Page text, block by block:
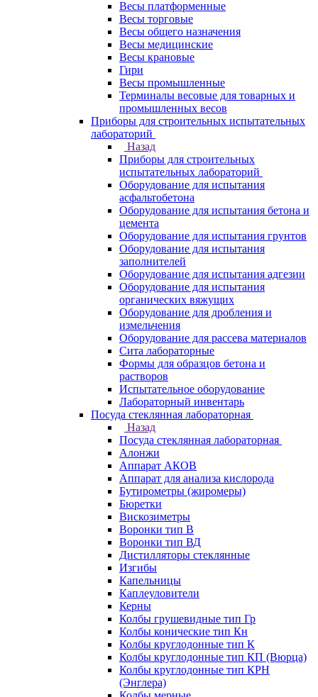
Весы платформенные
Весы торговые
Весы общего назначения
Весы медицинские
Весы крановые
Гири
Весы промышленные
Терминалы весовые для товарных и
промышленных весов
Приборы для строительных испытательных
лабораторий
Назад
Приборы для строительных
испытательных лабораторий
Оборудование для испытания
асфальтобетона
Оборудование для испытания бетона и
цемента
Оборудование для испытания грунтов
Оборудование для испытания
заполнителей
Оборудование для испытания адгезии
Оборудование для испытания
органических вяжущих
Оборудование для дробления и
измельчения
Оборудование для рассева материалов
Сита лабораторные
Формы для образцов бетона и
растворов
Испытательное оборудование
Лабораторный инвентарь
Посуда стеклянная лабораторная
Назад
Посуда стеклянная лабораторная
Алонжи
Аппарат АКОВ
Аппарат для анализа кислорода
Бутирометры (жиромеры)
Бюретки
Вискозиметры
Воронки тип В
Воронки тип ВД
Дистилляторы стеклянные
Изгибы
Капельницы
Каплеуловители
Керны
Колбы грушевидные тип Гр
Колбы конические тип Кн
Колбы круглодонные тип К
Колбы круглодонные тип КП (Вюрца)
Колбы круглодонные тип КРН
(Энглера)